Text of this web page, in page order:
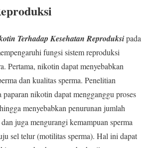
Terhadap Kesehatan Reproduksipada
fungsi sistem reproduksi
Pertama, nikotin dapat menyebabkan
dan kualitas sperma. Penelitian
nikotin dapat mengganggu proses
menyebabkan penurunan jumlah
juga mengurangi kemampuan sperma
sel telur (motilitas sperma). Hal ini dapat